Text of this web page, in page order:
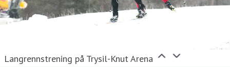
Langrennstrening på Trysil-Knut Arena